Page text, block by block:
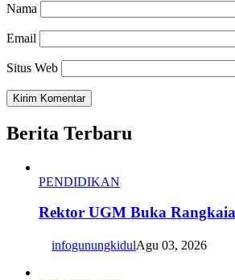
Nama
Email
Situs Web
Berita Terbaru
PENDIDIKAN
Rektor UGM Buka
infogunungkidulAgu 03, 2026